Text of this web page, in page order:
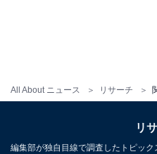
All About ニュース リサーチ
リ
編集部が独自目線で調査したトピッ